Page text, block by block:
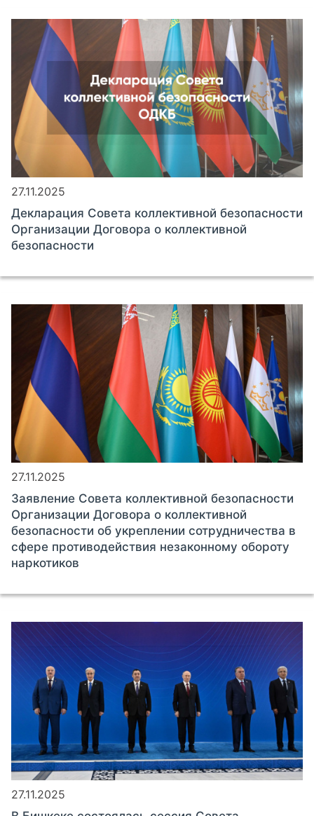
27.11.2025
Декларация Совета коллективной безопасности
Организации Договора о коллективной
безопасности
27.11.2025
Заявление Совета коллективной безопасности
Организации Договора о коллективной
безопасности об укреплении сотрудничества в
сфере противодействия незаконному обороту
наркотиков
27.11.2025